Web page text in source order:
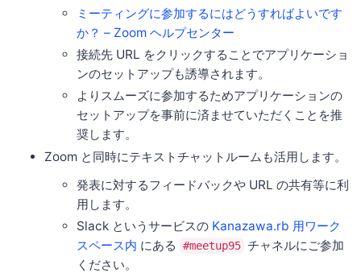
ミーティングに参加するにはどうすればよいです
か？ – Zoom ヘルプセンター
接続先 URL をクリックすることでアプリケーショ
ンのセットアップも誘導されます。
よりスムーズに参加するためアプリケーションの
セットアップを事前に済ませていただくことを推
奨します。
Zoom と同時にテキストチャットルームも活用します。
発表に対するフィードバックや URL の共有等に利
用します。
Slack というサービスの Kanazawa.rb 用ワーク
スペース内 にある #meetup95 チャネルにご参加
ください。